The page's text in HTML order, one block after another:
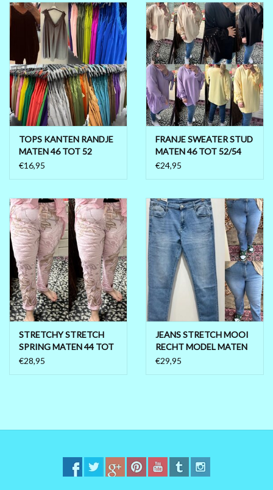
TOPS KANTEN RANDJE
MATEN 46 TOT 52
KLEINE 54
€16,95
FRANJE SWEATER STUD
MATEN 46 TOT 52/54
€24,95
STRETCHY STRETCH
SPRING MATEN 44 TOT
52
€28,95
JEANS STRETCH MOOI
RECHT MODEL MATEN
48 TOT 60
€29,95